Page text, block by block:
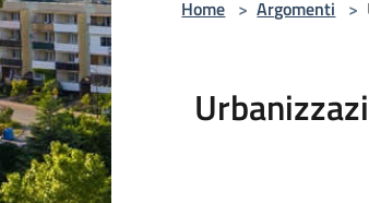
Home > Argomenti >